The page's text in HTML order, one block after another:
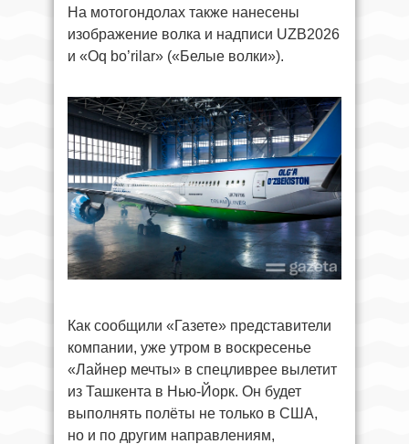
На мотогондолах также нанесены
изображение волка и надписи UZB2026
и «Oq bo’rilar» («Белые волки»).
Как сообщили «Газете» представители
компании, уже утром в воскресенье
«Лайнер мечты» в спецливрее вылетит
из Ташкента в Нью-Йорк. Он будет
выполнять полёты не только в США,
но и по другим направлениям,